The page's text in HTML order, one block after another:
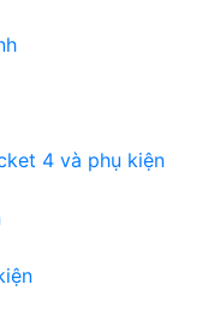
4 và phụ kiện